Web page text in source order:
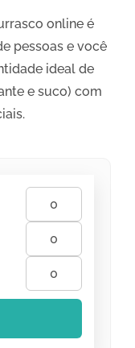
online é
pessoas e você
ideal de
e suco) com